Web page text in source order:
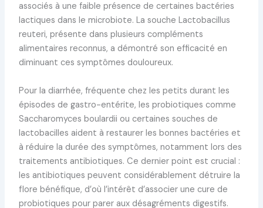
associés à une faible présence de certaines bactéries
lactiques dans le microbiote. La souche Lactobacillus
reuteri, présente dans plusieurs compléments
alimentaires reconnus, a démontré son efficacité en
diminuant ces symptômes douloureux.
Pour la diarrhée, fréquente chez les petits durant les
épisodes de gastro-entérite, les probiotiques comme
Saccharomyces boulardii ou certaines souches de
lactobacilles aident à restaurer les bonnes bactéries et
à réduire la durée des symptômes, notamment lors des
traitements antibiotiques. Ce dernier point est crucial :
les antibiotiques peuvent considérablement détruire la
flore bénéfique, d’où l’intérêt d’associer une cure de
probiotiques pour parer aux désagréments digestifs.